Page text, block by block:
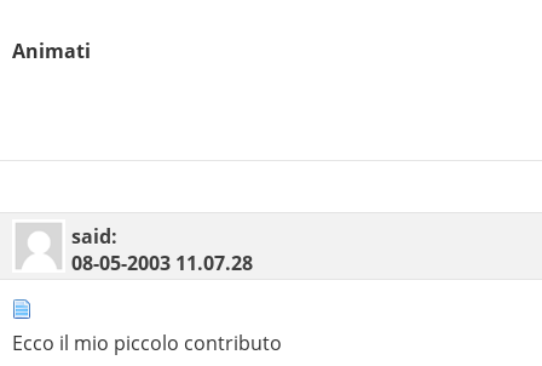
Animati
said:
08-05-2003 11.07.28
Ecco il mio piccolo contributo